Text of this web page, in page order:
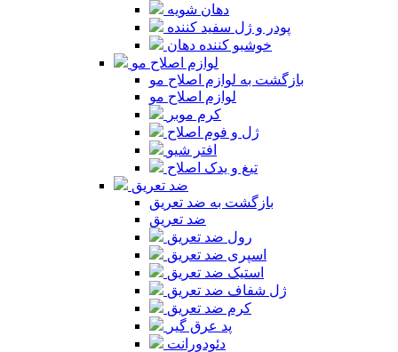
دهان شویه
پودر و ژل سفید کننده
خوشبو کننده دهان
لوازم اصلاح مو
بازگشت به لوازم اصلاح مو
لوازم اصلاح مو
کرم موبر
ژل و فوم اصلاح
افتر شیو
تیغ و یدک اصلاح
ضد تعریق
بازگشت به ضد تعریق
ضد تعریق
رول ضد تعریق
اسپری ضد تعریق
استیک ضد تعریق
ژل شفاف ضد تعریق
کرم ضد تعریق
پد عرق گیر
دئودورانت